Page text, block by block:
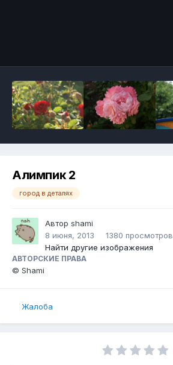
Алимпик 2
город в деталях
Автор shami
8 июня, 2013
1380 просмотров
Найти другие изображения
АВТОРСКИЕ ПРАВА
© Shami
Жалоба